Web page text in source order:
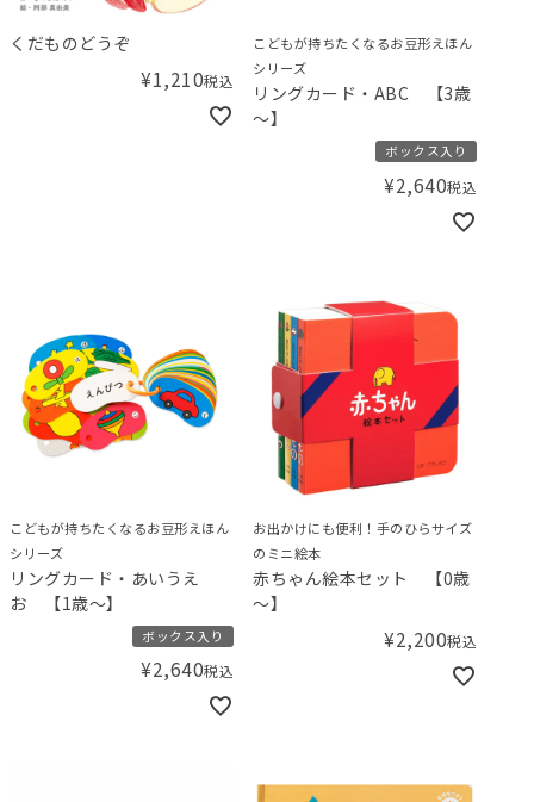
くだものどうぞ
¥1,210税込
こどもが持ちたくなるお豆形えほん
シリーズ
リングカード・ABC 【3歳
～】
ボックス入り
¥2,640税込
こどもが持ちたくなるお豆形えほん
シリーズ
リングカード・あいうえ
お 【1歳～】
ボックス入り
¥2,640税込
お出かけにも便利！手のひらサイズ
のミニ絵本
赤ちゃん絵本セット 【0歳
～】
¥2,200税込